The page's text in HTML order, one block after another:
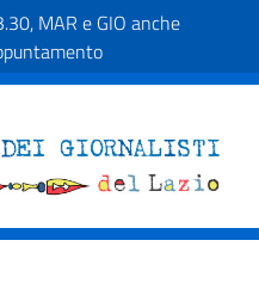
MAR e GIO anche